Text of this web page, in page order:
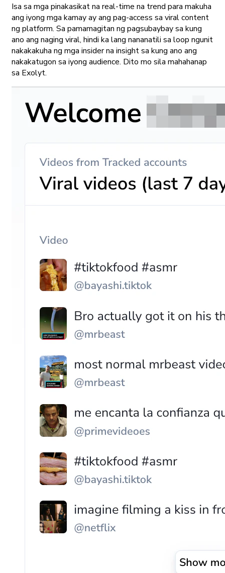
Isa sa mga pinakasikat na real-time na trend para makuha
ang iyong mga kamay ay ang pag-access sa viral content
ng platform. Sa pamamagitan ng pagsubaybay sa kung
ano ang naging viral, hindi ka lang nananatili sa loop ngunit
nakakakuha ng mga insider na insight sa kung ano ang
nakakatugon sa iyong audience. Dito mo sila mahahanap
sa Exolyt.